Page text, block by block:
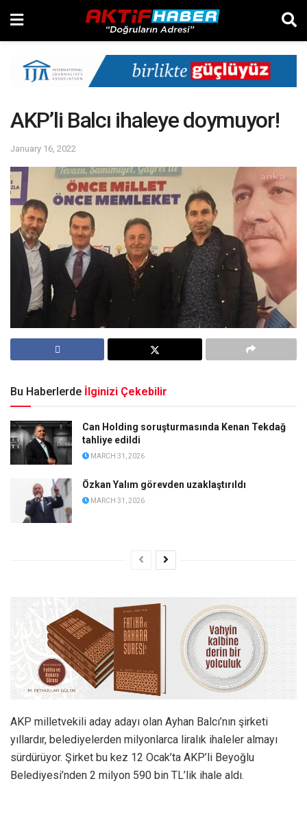
AKP’li Balcı ihaleye doymuyor!
January 16, 2022
Bu Haberlerde İlginizi Çekebilir
Can Holding soruşturmasında Kenan Tekdağ
tahliye edildi
MARCH 31, 2026
Özkan Yalım görevden uzaklaştırıldı
MARCH 31, 2026
AKP milletvekili aday adayı olan Ayhan Balcı’nın şirketi
yıllardır, belediyelerden milyonlarca liralık ihaleler almayı
sürdürüyor. Şirket bu kez 12 Ocak’ta AKP’li Beyoğlu
Belediyesi’nden 2 milyon 590 bin TL’lik ihale aldı.